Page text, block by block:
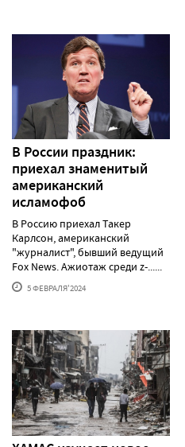
В России праздник:
приехал знаменитый
американский
исламофоб
В Россию приехал Такер
Карлсон, американский
"журналист", бывший ведущий
Fox News. Ажиотаж среди z-......
5 ФЕВРАЛЯ'2024